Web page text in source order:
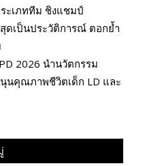
ะเภททีม ชิงแชมป์
ดเป็นประวัติการณ์ ตอกย้ำ
2026 นำนวัตกรรม
นุนคุณภาพชีวิตเด็ก LD และ